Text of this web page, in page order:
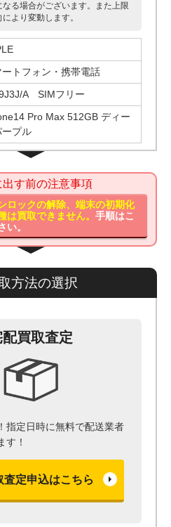
なる場合がございます。また上限
より変動します。
ートフォン・携帯電話
A SIMフリー
Pro Max 512GB ディー
ープル
出す前の注意事項
ロックの解除、端末の初期化
は買取できません。手順はこ
い。
方法の選択
買取査定
指定日時に無料で配送業者
す！
査定申込はこちら